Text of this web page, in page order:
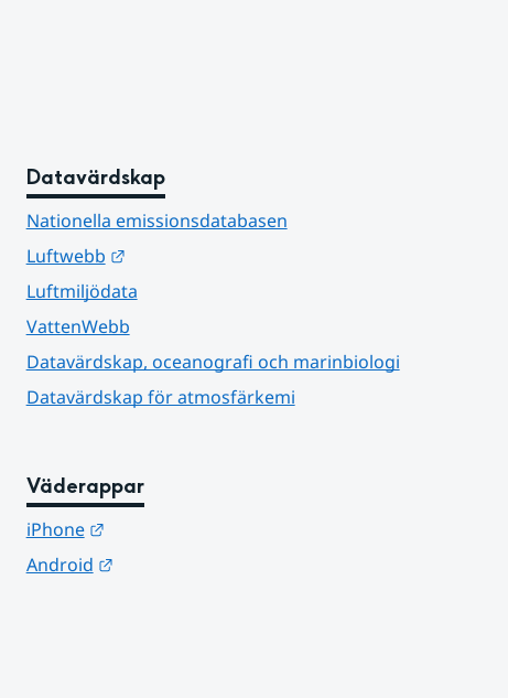
Datavärdskap
Nationella emissionsdatabasen
Luftwebb
Länk till annan webbplats.
Luftmiljödata
VattenWebb
Datavärdskap, oceanografi och marinbiologi
Datavärdskap för atmosfärkemi
Väderappar
iPhone
Länk till annan webbplats.
Android
Länk till annan webbplats.